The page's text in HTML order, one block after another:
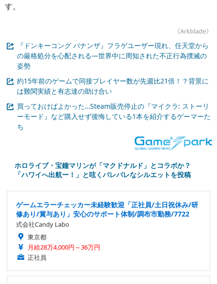
す。
《Arkblade》
『ドンキーコング バナンザ』フラゲユーザー現れ、任天堂から
の厳格処分を心配される―世界中に周知された不正行為撲滅の
姿勢
約15年前のゲームで同接プレイヤー数が先週比21倍！？背景に
は難関実績と有志達の助け合い
買っておけばよかった…Steam販売停止の『マイクラ: ストーリ
ーモード』など購入せず後悔している1本を紹介するゲーマーた
ち
ホロライブ・宝鐘マリンが「マクドナルド」とコラボか？
「ハワイへ出航ー！」と呟くバレバレなシルエットを投稿
ゲームエラーチェッカー未経験歓迎「正社員/土日祝休み/研
修あり/賞与あり」安心のサポート体制/調布市勤務/7722
式会社Candy Labo
東京都
月給28万4,000円～36万円
正社員